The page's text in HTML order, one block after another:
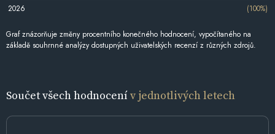
2026
(100%)
Graf znázorňuje změny procentního konečného hodnocení, vypočítaného na
základě souhrnné analýzy dostupných uživatelských recenzí z různých zdrojů.
Součet všech hodnocenív jednotlivých letech